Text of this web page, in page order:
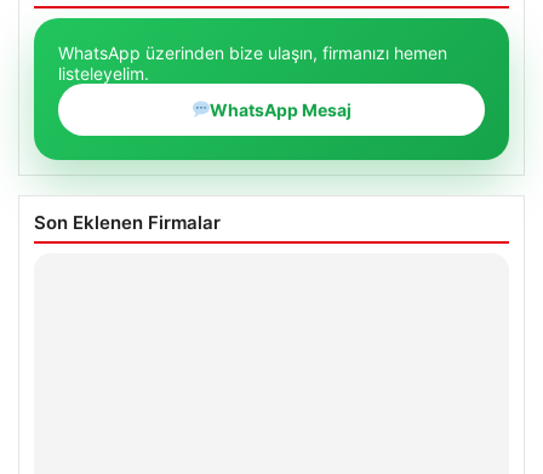
WhatsApp üzerinden bize ulaşın, firmanızı hemen
listeleyelim.
WhatsApp Mesaj
Son Eklenen Firmalar